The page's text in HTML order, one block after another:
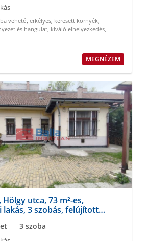
vehető, erkélyes, keresett környék,
és hangulat, kiváló elhelyezkedés,
MEGNÉZEM
Hölgy utca, 73 m²-es,
lakás, 3 szobás, felújított
3 szoba